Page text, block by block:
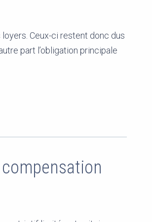
Ceux-ci restent donc dus
part l’obligation principale